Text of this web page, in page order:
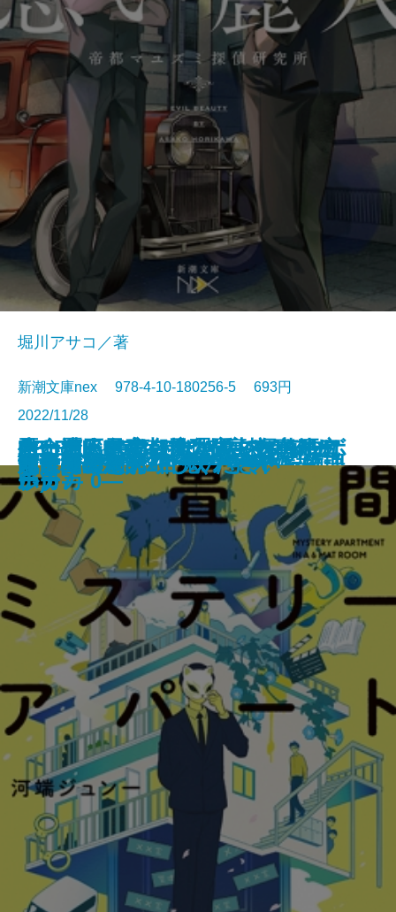
余命1日の僕が、君に紡ぐ物語
世界でいちばん透きとおった物語
マッチング！
クローズドサスペンスヘブン
君と漕ぐ5―ながとろ高校カヌー
部の未来―
幽世の薬剤師3
人形島の殺人―呪殺島秘録―
チーズ屋マージュのとろける推理
龍ノ国幻想4 炎ゆ花の楔
悪い麗人―帝都マユズミ探偵研究
所―
堀川アサコ／著
新潮文庫nex 978-4-10-180256-5 693円
2022/11/28
六畳間ミステリーアパート
さよならの言い方なんて知らな
い。7
幽世の薬剤師2
RE:BEL ROBOTICA―レベルロボ
チカ―
RE:BEL ROBOTICA 0―レベルロ
ボチカ 0―
生命の略奪者―天久鷹央の事件カ
ルテ―
どうぞ愛をお叫びください
龍ノ国幻想3 百鬼の号令
九龍城の殺人
ケーキ王子の名推理(スペシャリ
テ)6